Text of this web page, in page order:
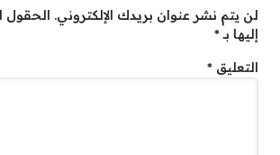
لن يتم نشر عنوان بريدك الإلكتروني. الحقول
إليها بـ*
التعليق *